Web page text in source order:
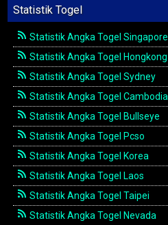
Statistik Togel
Statistik Angka Togel Singapore
Statistik Angka Togel Hongkong
Statistik Angka Togel Sydney
Statistik Angka Togel Cambodia
Statistik Angka Togel Bullseye
Statistik Angka Togel Pcso
Statistik Angka Togel Korea
Statistik Angka Togel Laos
Statistik Angka Togel Taipei
Statistik Angka Togel Nevada